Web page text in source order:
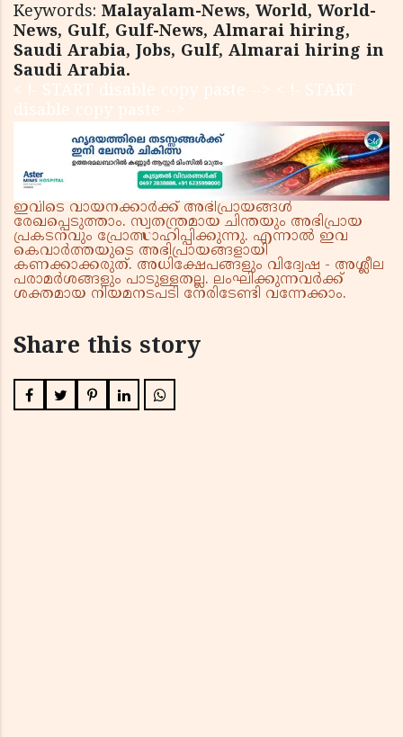
Keywords: Malayalam-News, World, World-
News, Gulf, Gulf-News, Almarai hiring,
Saudi Arabia, Jobs, Gulf, Almarai hiring in
Saudi Arabia.
< !- START disable copy paste --> < !- START
disable copy paste -->
ഇവിടെ വായനക്കാർക്ക് അഭിപ്രായങ്ങൾ
രേഖപ്പെടുത്താം. സ്വതന്ത്രമായ ചിന്തയും അഭിപ്രായ
പ്രകടനവും പ്രോത്സാഹിപ്പിക്കുന്നു. എന്നാൽ ഇവ
കെവാർത്തയുടെ അഭിപ്രായങ്ങളായി
കണക്കാക്കരുത്. അധിക്ഷേപങ്ങളും വിദ്വേഷ - അശ്ലീല
പരാമർശങ്ങളും പാടുള്ളതല്ല. ലംഘിക്കുന്നവർക്ക്
ശക്തമായ നിയമനടപടി നേരിടേണ്ടി വന്നേക്കാം.
Share this story